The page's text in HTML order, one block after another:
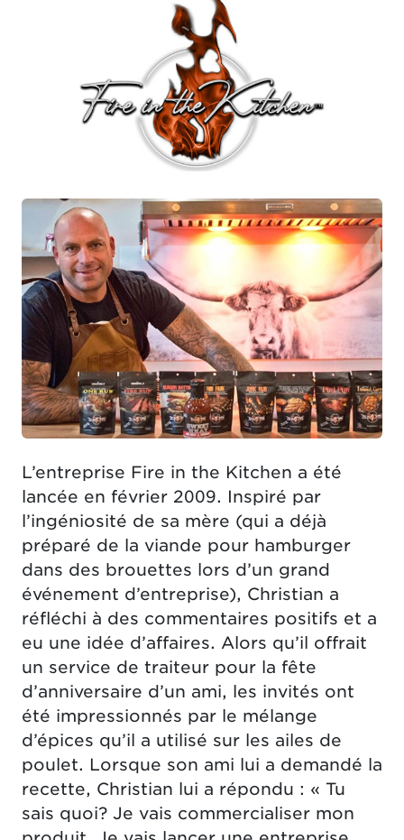
L’entreprise Fire in the Kitchen a été
lancée en février 2009. Inspiré par
l’ingéniosité de sa mère (qui a déjà
préparé de la viande pour hamburger
dans des brouettes lors d’un grand
événement d’entreprise), Christian a
réfléchi à des commentaires positifs et a
eu une idée d’affaires. Alors qu’il offrait
un service de traiteur pour la fête
d’anniversaire d’un ami, les invités ont
été impressionnés par le mélange
d’épices qu’il a utilisé sur les ailes de
poulet. Lorsque son ami lui a demandé la
recette, Christian lui a répondu : « Tu
sais quoi? Je vais commercialiser mon